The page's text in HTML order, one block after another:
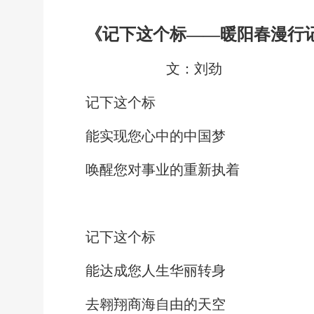
《记下这个标——暖阳春漫行
文：刘劲
记下这个标
能实现您心中的中国梦
唤醒您对事业的重新执着
记下这个标
能达成您人生华丽转身
去翱翔商海自由的天空